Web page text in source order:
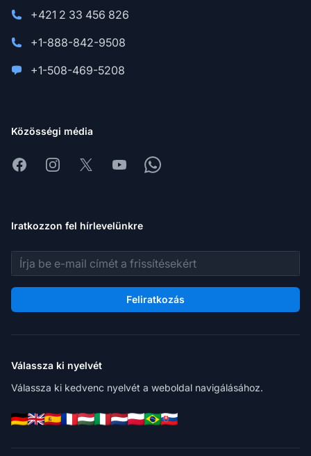
+421 2 33 456 826
+1-888-842-9508
+1-508-469-5208
Közösségi média
FacebookInstagram
X YoutubeWhatsapp
Iratkozzon fel hírlevelünkre
E-mail cím
Feliratkozás
Válassza ki nyelvét
Válassza ki kedvenc nyelvét a weboldal navigálásához.